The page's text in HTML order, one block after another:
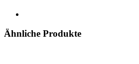
Ähnliche Produkte